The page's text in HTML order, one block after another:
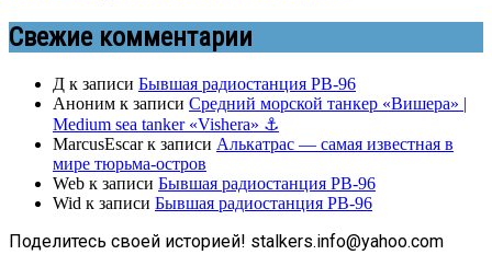
Свежие комментарии
Д к записи Бывшая радиостанция РВ-96
Аноним к записи Средний морской танкер «Вишера» |
Medium sea tanker «Vishera» ⚓
MarcusEscarк записи Алькатрас — самая известная в
мире тюрьма-остров
Web к записи Бывшая радиостанция РВ-96
Wid к записи Бывшая радиостанция РВ-96
Поделитесь своей историей! stalkers.info@yahoo.com